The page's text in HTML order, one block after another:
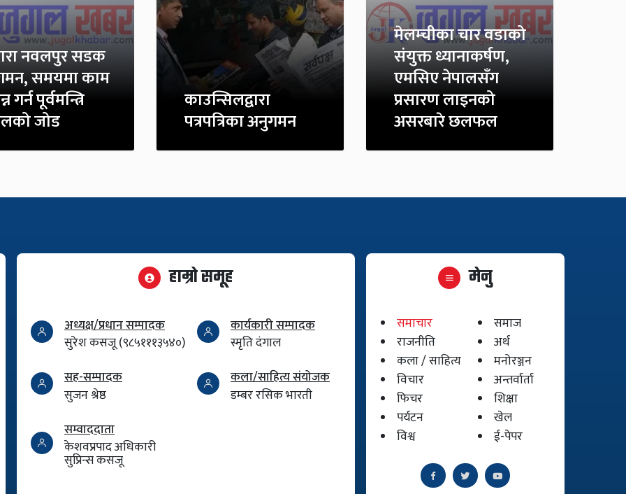
नवलपुर सडक
समयमा काम
गर्न पूर्वमन्त्रि
जोड
काउन्सिलद्वारा
पत्रपत्रिका अनुगमन
मेलम्चीका चार वडाको
संयुक्त ध्यानाकर्षण,
एमसिए नेपालसँग
प्रसारण लाइनको
असरबारे छलफल
हाम्रो समूह
अध्यक्ष/प्रधान सम्पादक
सुरेश कसजू (९८५१११३५४०)
कार्यकारी सम्पादक
स्मृति दंगाल
सह-सम्पादक
सुजन श्रेष्ठ
कला/साहित्य संयोजक
डम्बर रसिक भारती
सम्वाददाता
केशवप्रपाद अधिकारी
सुप्रिन्स कसजू
मेनु
समाचार
समाज
राजनीति
अर्थ
कला / साहित्य
मनोरञ्जन
विचार
अन्तर्वार्ता
फिचर
शिक्षा
पर्यटन
खेल
विश्व
ई-पेपर